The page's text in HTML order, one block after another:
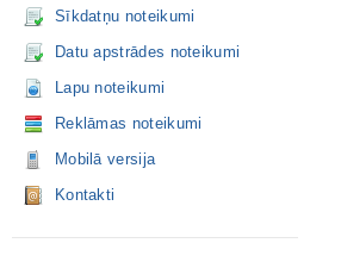
Sīkdatņu noteikumi
Datu apstrādes noteikumi
Lapu noteikumi
Reklāmas noteikumi
Mobilā versija
Kontakti